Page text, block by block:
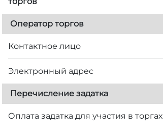
Оператор торгов
Контактное лицо
Электронный адрес
Перечисление задатка
Оплата задатка для участия в торгах